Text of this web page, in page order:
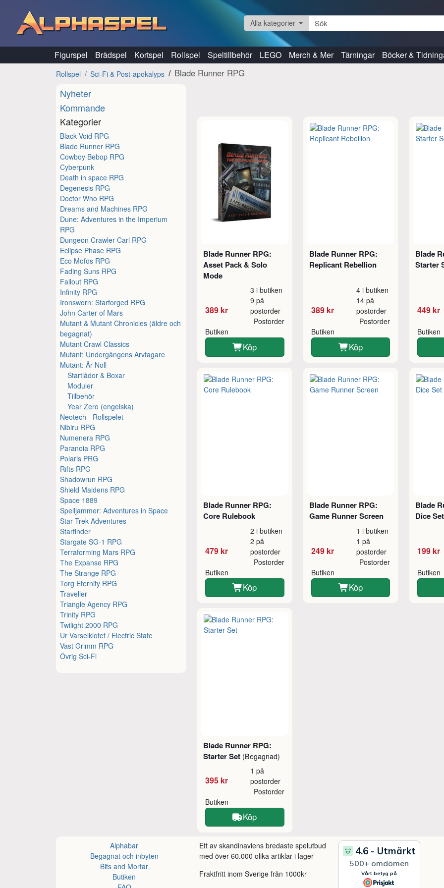
Alla kategorier
Figurspel Brädspel Kortspel Rollspel Speltillbehör LEGO Merch & Mer Tärningar Böcker &
Rollspel Sci-Fi & Post-apokalyps Blade Runner RPG
Nyheter
Kommande
Kategorier
Black Void RPG
Blade Runner RPG
Cowboy Bebop RPG
Cyberpunk
Death in space RPG
Degenesis RPG
Doctor Who RPG
Dreams and Machines RPG
Dune: Adventures in the Imperium
RPG
Dungeon Crawler Carl RPG
Eclipse Phase RPG
Eco Mofos RPG
Fading Suns RPG
Fallout RPG
Infinity RPG
Ironsworn: Starforged RPG
John Carter of Mars
Mutant & Mutant Chronicles (äldre och
begagnat)
Mutant Crawl Classics
Mutant: Undergångens Arvtagare
Mutant: År Noll
Startlådor & Boxar
Moduler
Tillbehör
Year Zero (engelska)
Neotech - Rollspelet
Nibiru RPG
Numenera RPG
Paranoia RPG
Polaris PRG
Rifts RPG
Shadowrun RPG
Shield Maidens RPG
Space 1889
Spelljammer: Adventures in Space
Star Trek Adventures
Starfinder
Stargate SG-1 RPG
Terraforming Mars RPG
The Expanse RPG
The Strange RPG
Torg Eternity RPG
Traveller
Triangle Agency RPG
Trinity RPG
Twilight 2000 RPG
Ur Varselklotet / Electric State
Vast Grimm RPG
Övrig Sci-Fi
Blade Runner RPG:
Asset Pack & Solo
Mode
389 kr
3 i butiken
9 på
postorder
Butiken
Postorder
Köp
Blade Runner RPG:
Replicant Rebellion
389 kr
4 i butiken
14 på
postorder
Butiken
Postorder
Köp
Blade
Starter
449 kr
Butiken
Blade Runner RPG:
Core Rulebook
479 kr
2 i butiken
2 på
postorder
Butiken
Postorder
Köp
Blade Runner RPG:
Game Runner Screen
249 kr
1 i butiken
1 på
postorder
Butiken
Postorder
Köp
Blade
Dice
199 kr
Butiken
Blade Runner RPG:
Starter Set (Begagnad)
395 kr
1 på
postorder
Butiken
Postorder
Köp
Alphabar
Begagnat och inbyten
Bits and Mortar
Butiken
Ett av skandinaviens bredaste spelutbud
med över 60.000 olika artiklar i lager
Fraktfritt inom Sverige från 1000kr